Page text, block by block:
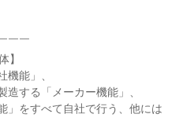
￣￣
】
機能」、
する「メーカー機能」、
」をすべて自社で行う、他には